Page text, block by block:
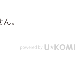
。